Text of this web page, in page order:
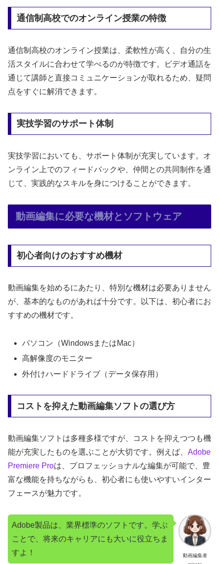
通信制高校でのオンライン授業の特徴
通信制高校のオンライン授業は、柔軟性が高く、自分の生
活スタイルに合わせて学べるのが特徴です。ビデオ通話を
通じて講師と直接コミュニケーションが取れるため、疑問
点をすぐに解消できます。
実技学習のサポート体制
実技学習においても、サポート体制が充実しています。オ
ンライン上でのフィードバックや、仲間との共同制作を通
じて、実践的なスキルを身につけることができます。
動画編集に必要な機材とソフトウェア
初心者向けのおすすめ機材
動画編集を始めるにあたり、特別な機材は必要ありません
が、基本的なものがあれば十分です。以下は、初心者にお
すすめの機材です。
パソコン（WindowsまたはMac）
高解像度のモニター
外付けハードドライブ（データ保存用）
コストを抑えた動画編集ソフトの選び方
動画編集ソフトは多種多様ですが、コストを抑えつつも機
能が充実したものを選ぶことが大切です。例えば、 Adobe
Premiere Proは、プロフェッショナルな編集が可能で、豊
富な機能を持ちながらも、初心者にも使いやすいインター
フェースが魅力です。
動画編集者
Adobe製品は、業界標準のソフトです。学ぶ
ことで、将来のキャリアにも大いに役立ちま
すよ！